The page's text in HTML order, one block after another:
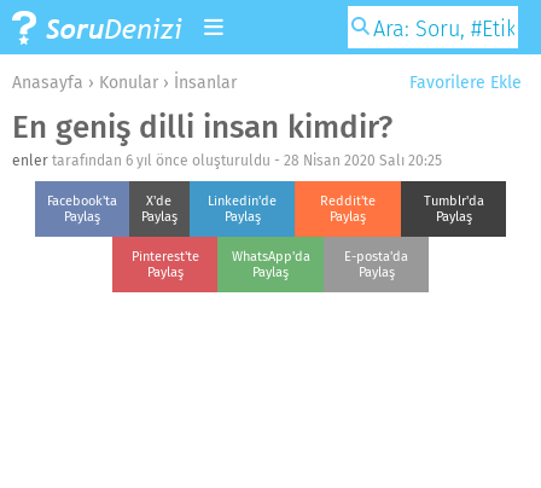
Favorilere Ekle
Anasayfa › Konular › İnsanlar
En geniş dilli insan kimdir?
enler tarafından 6 yıl önce oluşturuldu - 28 Nisan 2020 Salı 20:25
Facebook'ta
Paylaş
X'de
Paylaş
Linkedin'de
Paylaş
Reddit'te
Paylaş
Tumblr'da
Paylaş
Pinterest'te
Paylaş
WhatsApp'da
Paylaş
E-posta'da
Paylaş